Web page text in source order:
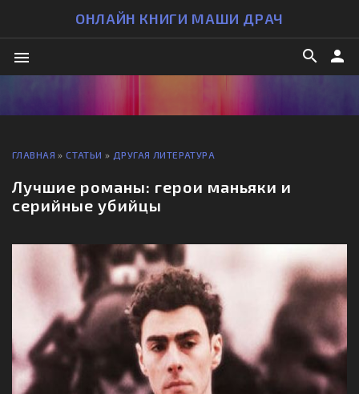
ОНЛАЙН КНИГИ МАШИ ДРАЧ
menu person
search
ГЛАВНАЯ »СТАТЬИ » ДРУГАЯ ЛИТЕРАТУРА
Лучшие романы: герои маньяки и
серийные убийцы